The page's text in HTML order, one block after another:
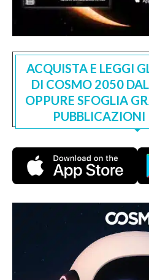
ACQUISTA E LEGGI
DI COSMO 2050
OPPURE SFOGLIA
PUBBLICAZIONI